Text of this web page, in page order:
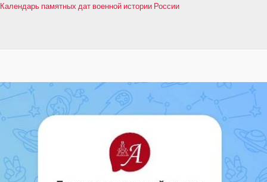
Календарь памятных дат военной истории России